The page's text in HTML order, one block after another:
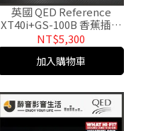
英國 QED Reference
XT40i+GS-100B 香蕉插喇
叭線/成品線.公司貨
NT$5,300
加入購物車